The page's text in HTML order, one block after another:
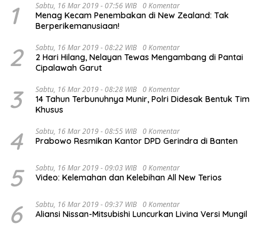
1 Sabtu, 16 Mar 2019 - 07:56 WIB 0 Komentar
Menag Kecam Penembakan di New Zealand: Tak
Berperikemanusiaan!
2 Sabtu, 16 Mar 2019 - 08:22 WIB 0 Komentar
2 Hari Hilang, Nelayan Tewas Mengambang di Pantai
Cipalawah Garut
3 Sabtu, 16 Mar 2019 - 08:28 WIB 0 Komentar
14 Tahun Terbunuhnya Munir, Polri Didesak Bentuk Tim
Khusus
4 Sabtu, 16 Mar 2019 - 08:55 WIB 0 Komentar
Prabowo Resmikan Kantor DPD Gerindra di Banten
5 Sabtu, 16 Mar 2019 - 09:03 WIB 0 Komentar
Video: Kelemahan dan Kelebihan All New Terios
6 Sabtu, 16 Mar 2019 - 09:37 WIB 0 Komentar
Aliansi Nissan-Mitsubishi Luncurkan Livina Versi Mungil